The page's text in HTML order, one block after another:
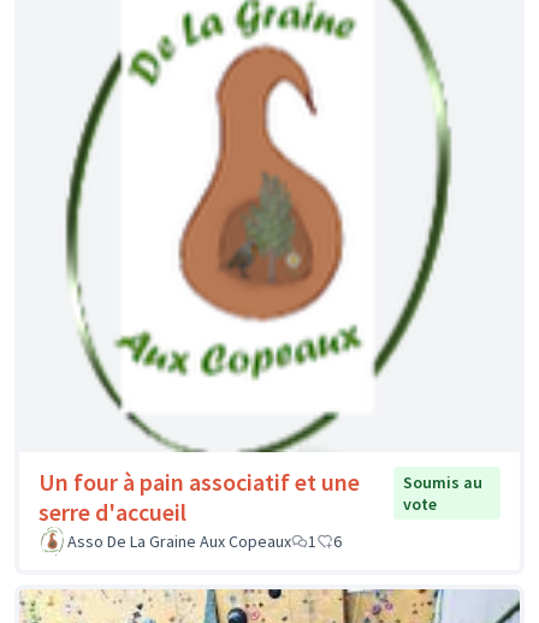
Un four à pain associatif et une
serre d'accueil
Soumis au
vote
Asso De La Graine Aux Copeaux
1 6